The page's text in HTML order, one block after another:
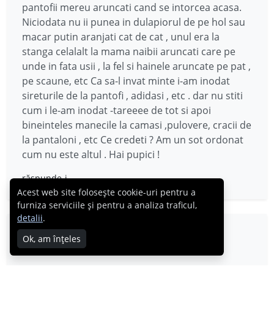
pantofii mereu aruncati cand se intorcea acasa.
Niciodata nu ii punea in dulapiorul de pe hol sau
macar putin aranjati cat de cat , unul era la
stanga celalalt la mama naibii aruncati care pe
unde in fata usii , la fel si hainele aruncate pe pat ,
pe scaune, etc Ca sa-l invat minte i-am inodat
sireturile de la pantofi , adidasi , etc . dar nu stiti
cum i le-am inodat -tareeee de tot si apoi
bineinteles manecile la camasi ,pulovere, cracii de
la pantaloni , etc Ce credeti ? Am un sot ordonat
cum nu este altul . Hai pupici !
răspunde-i
Florin
07.08.2014
Acest web site folosește cookie-uri pentru a
furniza serviciile și pentru a analiza traficul,
detalii.
Ok, am înțeles